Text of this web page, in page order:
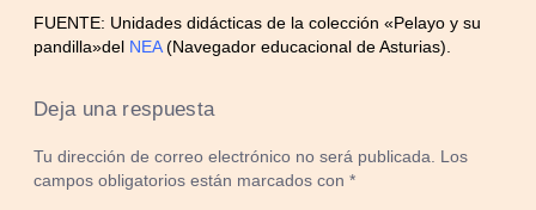
FUENTE: Unidades didácticas de la colección «Pelayo y su
pandilla»del NEA(Navegador educacional de Asturias).
Deja una respuesta
Tu dirección de correo electrónico no será publicada. Los
campos obligatorios están marcados con*